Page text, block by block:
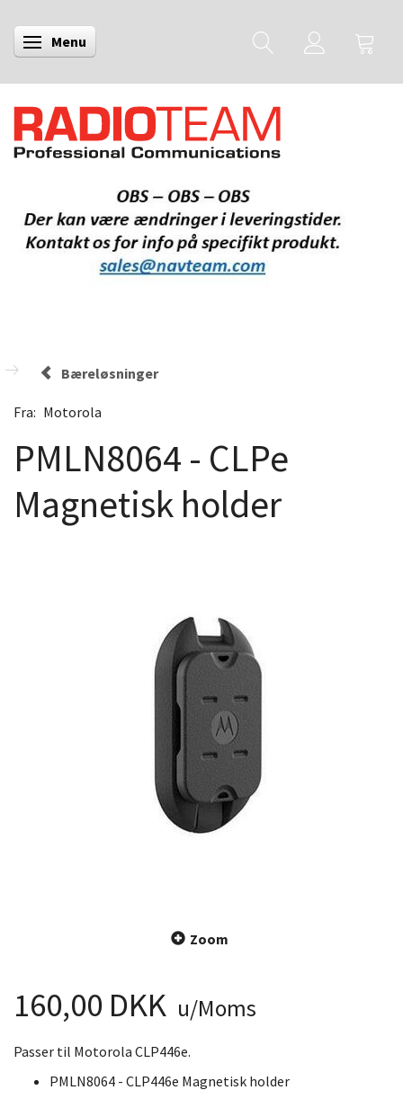
Skifte navigation
Menu
Bæreløsninger
Fra: Motorola
PMLN8064 - CLPe
Magnetisk holder
Zoom
160,00 DKK u/Moms
Passer til Motorola CLP446e.
PMLN8064 - CLP446e Magnetisk holder